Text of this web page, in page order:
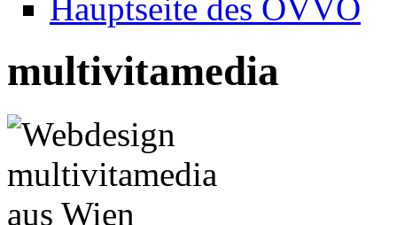
Hauptseite des ÖVVÖ
multivitamedia